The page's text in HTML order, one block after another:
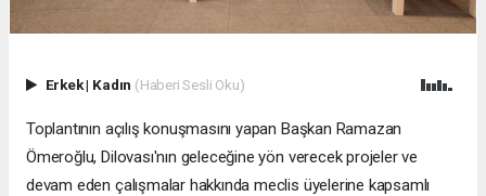
Erkek| Kadın (Haberi Sesli Oku)
Toplantının açılış konuşmasını yapan Başkan Ramazan
Ömeroğlu, Dilovası'nın geleceğine yön verecek projeler ve
devam eden çalışmalar hakkında meclis üyelerine kapsamlı